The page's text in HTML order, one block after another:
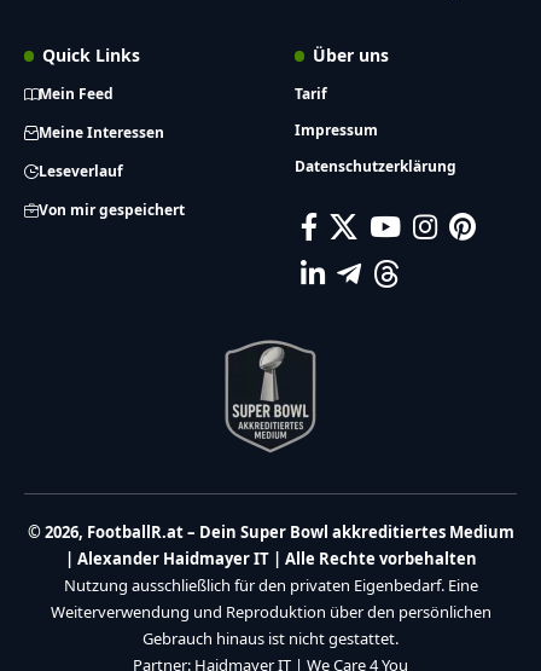
Quick Links
Mein Feed
Meine Interessen
Leseverlauf
Von mir gespeichert
Über uns
Tarif
Impressum
Datenschutzerklärung
© 2026, FootballR.at – Dein Super Bowl akkreditiertes Medium
| Alexander Haidmayer IT | Alle Rechte vorbehalten
Nutzung ausschließlich für den privaten Eigenbedarf. Eine
Weiterverwendung und Reproduktion über den persönlichen
Gebrauch hinaus ist nicht gestattet.
Partner: Haidmayer IT | We Care 4 You